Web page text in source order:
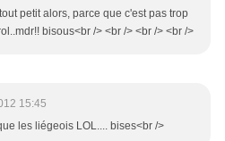
petit alors, parce que c'est pas trop
bisous<br /> <br /> <br /> <br />
15:45
les liégeois LOL.... bises<br />